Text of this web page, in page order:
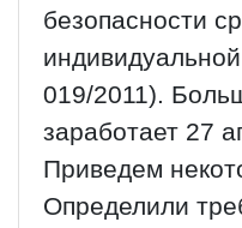
безопасности
019/2011).
заработает 27
Приведем
Определили